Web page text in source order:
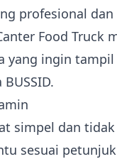
profesional
Food Truck
yang ingin
simpel dan
sesuai